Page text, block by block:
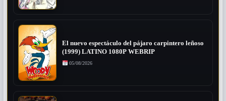
El nuevo espectáculo del pájaro carpintero leñoso
(1999) LATINO 1080P WEBRIP
05/08/2026